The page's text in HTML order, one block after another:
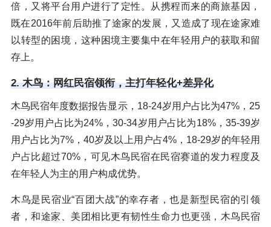
倍，又将平台用户进行了定性。从携程而来的商旅基因，
既在2016年前后助推了途家的发展，又造成了现在途家难
以转型的困境，这种困境主要集中在年轻用户的获取和留
存上。
2. 木鸟：网红民宿领衔，主打年轻化+差异化
木鸟民宿年度数据报告显示，18-24岁用户占比为47%，25
-29岁用户占比为24%，30-34岁用户占比为18%，35-39岁
用户占比为7%，40岁及以上用户占4%，18-29岁的年轻用
户占比超过70%，可见木鸟民宿在民宿赛道的发力程度及
在年轻人为主的用户构成优势。
木鸟是民宿业“百团大战”的幸存者，也是新型民宿的引领
者，和途家、美团相比更有韧性生命力也更强，木鸟民宿